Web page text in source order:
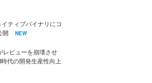
ティブバイナリにコ
開
NEW
レビューを崩壊させ
代の開発生産性向上